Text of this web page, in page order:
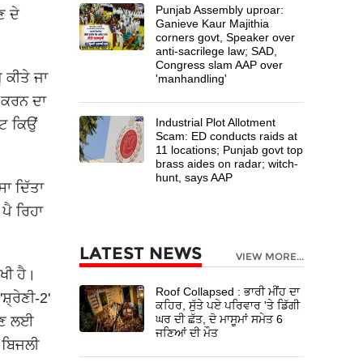
ਦੇ
ਜਾ
ਦਾ
ਕਿਉਂ
ਦਿੱਤਾ
ਰਿਹਾ
ਹੈ।
2'
ਲਈ
Punjab Assembly uproar:
Ganieve Kaur Majithia
corners govt, Speaker over
anti-sacrilege law; SAD,
Congress slam AAP over
'manhandling'
Industrial Plot Allotment
Scam: ED conducts raids at
11 locations; Punjab govt top
brass aides on radar; witch-
hunt, says AAP
LATEST NEWS VIEW MORE...
Roof Collapsed : ਭਾਰੀ ਮੀਂਹ ਦਾ
ਕਹਿਰ, ਸੁੱਤੇ ਪਏ ਪਰਿਵਾਰ 'ਤੇ ਡਿੱਗੀ
ਘਰ ਦੀ ਛੱਤ, ਦੋ ਮਾਸੂਮਾਂ ਸਮੇਤ 6
ਜਣਿਆਂ ਦੀ ਮੌਤ